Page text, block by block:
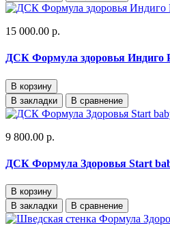
15 000.00 р.
ДСК Формула здоровья Индиго
В корзину
В закладки
В сравнение
9 800.00 р.
ДСК Формула Здоровья Start
В корзину
В закладки
В сравнение